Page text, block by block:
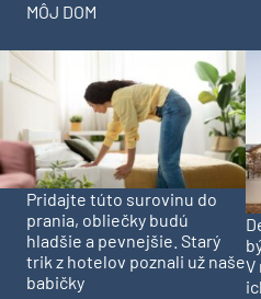
MÔJ DOM
Pridajte túto surovinu do
prania, obliečky budú
hladšie a pevnejšie. Starý
trik z hotelov poznali už naše
babičky
V